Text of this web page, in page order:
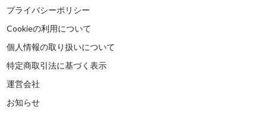
プライバシーポリシー
Cookieの利用について
個人情報の取り扱いについて
特定商取引法に基づく表示
運営会社
お知らせ